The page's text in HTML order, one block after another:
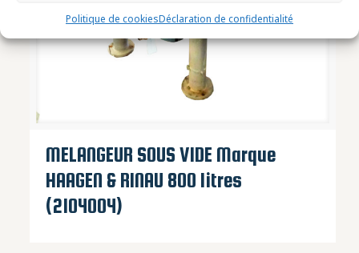
Politique de cookiesDéclaration de confidentialité
MELANGEUR SOUS VIDE Marque
HAAGEN & RINAU 800 litres
(2104004)